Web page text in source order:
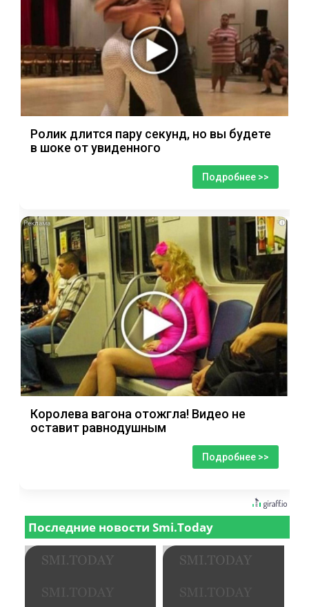
Ролик длится пару секунд, но вы будете
в шоке от увиденного
Подробнее >>
i
Королева вагона отожгла! Видео не
оставит равнодушным
Подробнее >>